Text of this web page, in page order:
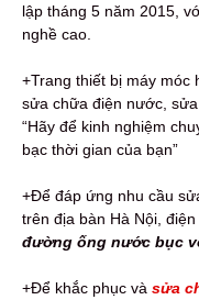
lập tháng 5 năm 2015,
nghề cao.
+Trang thiết bị máy móc
sửa chữa điện nước,
“Hãy để kinh nghiệm
bạc thời gian của bạn”
+Để đáp ứng nhu cầu
trên địa bàn Hà Nội,
đường ống nước bục
+Để khắc phục và sửa